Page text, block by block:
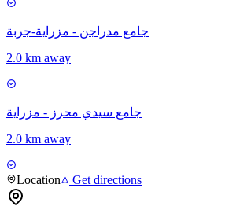
جامع مدراجن - مزراية-جربة
2.0 km away
جامع سيدي محرز - مزراية
2.0 km away
Location Get directions